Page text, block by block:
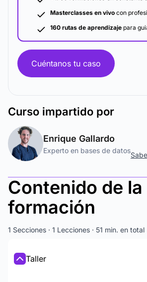
Masterclasses en vivo con
160 rutas de aprendizaje para
Cuéntanos tu caso
Curso impartido por
Enrique Gallardo
Experto en bases de datos
Contenido de la
formación
1 Secciones · 1 Lecciones · 51 min. en total
Taller